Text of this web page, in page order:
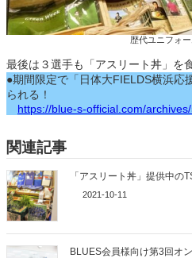
歴代ユニフォ
最後は３選手も「アスリート丼」を
●期間限定で「日体大FIELDS横浜応
られる！
https://blue-s-official.com/
関連記事
「アスリート丼」提供中の
2021-10-11
BLUES会員様向け第3回オ